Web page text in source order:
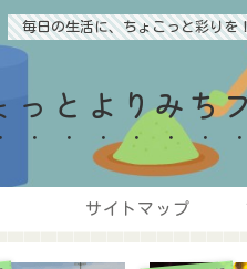
毎日の生活に、ちょこっと彩りを
っとよりみち
サイトマップ